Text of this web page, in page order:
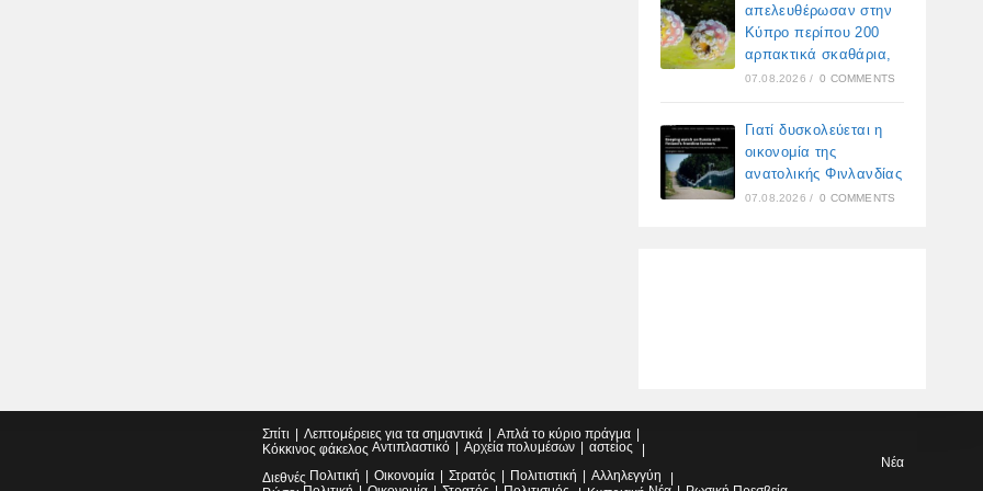
απελευθέρωσαν στην
Κύπρο περίπου 200
αρπακτικά σκαθάρια,
07.08.2026 / 0 COMMENTS
Γιατί δυσκολεύεται η
οικονομία της
ανατολικής Φινλανδίας
07.08.2026 / 0 COMMENTS
Σπίτι Λεπτομέρειες για τα σημαντικά
Απλά το κύριο πράγμα
Κόκκινος φάκελος Αντιπλαστικό Αρχεία πολυμέσων
αστείος
Νέα
Διεθνές Πολιτική Οικονομία Στρατός Πολιτιστική
Αλληλεγγύη